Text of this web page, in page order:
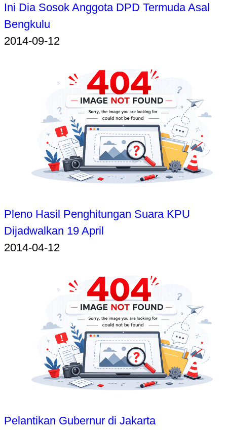
Ini Dia Sosok Anggota DPD Termuda Asal
Bengkulu
2014-09-12
Pleno Hasil Penghitungan Suara KPU
Dijadwalkan 19 April
2014-04-12
Pelantikan Gubernur di Jakarta